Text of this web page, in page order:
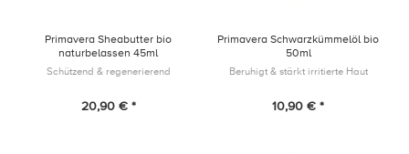
Primavera Sheabutter bio
naturbelassen 45ml
Schützend & regenerierend
20,90 € *
Primavera Schwarzkümmelöl bio
50ml
Beruhigt & stärkt irritierte Haut
10,90 € *